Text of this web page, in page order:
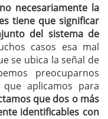
no necesariamente la
tiene que significar
del sistema de
casos esa mal
se ubica la señal de
preocuparnos
aplicamos para
que dos o más
identificables con